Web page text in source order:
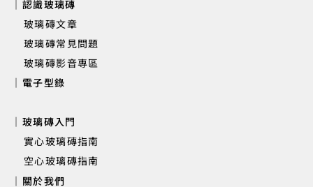
｜認識玻璃磚
玻璃磚文章
玻璃磚常見問題
玻璃磚影音專區
｜電子型錄
｜玻璃磚入門
實心玻璃磚指南
空心玻璃磚指南
｜關於我們